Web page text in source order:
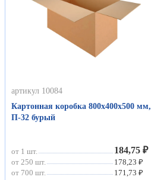
артикул 10084
Картонная коробка 800х400х500 мм,
П-32 бурый
от 1 шт. 184,75 ₽
от 250 шт.
178,23 ₽
от 700 шт.
171,73 ₽